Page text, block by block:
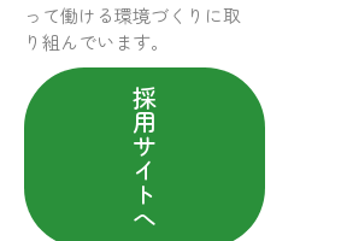
って働ける環境づくりに取
り組んでいます。
採
用
サ
イ
ト
へ